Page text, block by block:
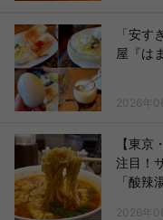
「安
屋『は
2026年
【東
注目！
「酸辣
2026年